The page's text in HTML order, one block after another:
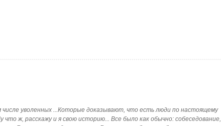
числе уволенных ...Которые доказывают, что есть люди по настоящему
что ж, расскажу и я свою историю... Все было как обычно: собеседование,